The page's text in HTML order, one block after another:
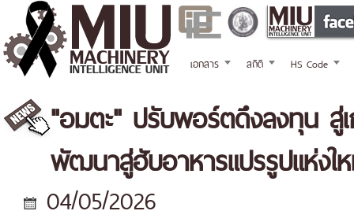
เอกสาร สถิติ HS Code
"อมตะ" ปรับพอร์ตดึงลงทุน สู่
พัฒนาสู่ฮับอาหารแปรรูปแห่งใ
04/05/2026